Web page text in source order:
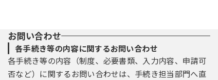
お問い合わせ
各手続き等の内容に関するお問い合わせ
各手続き等の内容（制度、必要書類、入力内容、申請可
否など）に関するお問い合わせは、手続き担当部門へ直